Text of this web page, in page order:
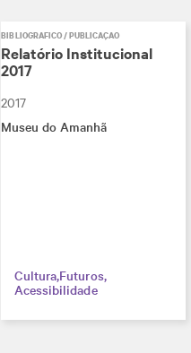
BIBLIOGRÁFICO / PUBLICAÇÃO
Relatório Institucional
2017
2017
Museu do Amanhã
CulturaFuturos
Acessibilidade